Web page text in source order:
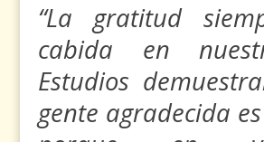
“La gratitud
cabida en
Estudios
gente agradecida